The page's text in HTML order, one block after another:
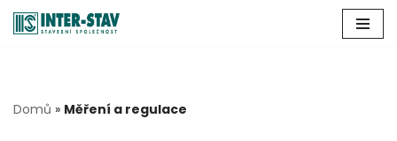
Domů » Měření a regulace